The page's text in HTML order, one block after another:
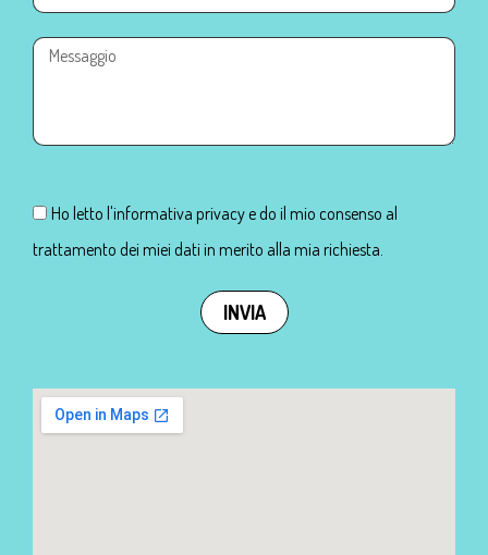
Ho letto l'informativa privacy e do il mio consenso al
trattamento dei miei dati in merito alla mia richiesta.
INVIA